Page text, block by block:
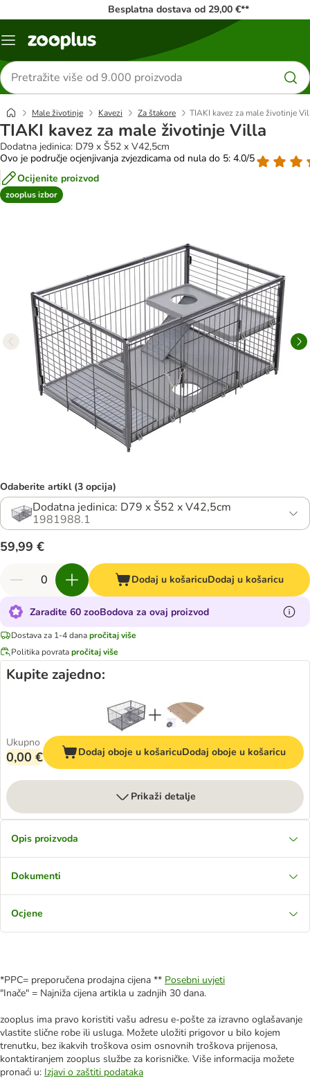
Besplatna dostava od 29,00 €**
Izbornik
Traži
proizvode
Male životinje Kavezi Za štakore TIAKI kavez za male životinje
TIAKI kavez za male životinje Villa
Dodatna jedinica: D79 x Š52 x V42,5cm
Ovo je područje ocjenjivanja zvjezdicama od nula do 5: 4.0/5
Ocijenite proizvod
zooplus izbor
Odaberite artikl (3 opcija)
Dodatna jedinica: D79 x Š52 x V42,5cm
1981988.1
59,99 €
Dodaj u košaricuDodaj u košaricu
Zaradite 60 zooBodova za ovaj proizvod
Dostava za 1-4 danapročitaj više
Politika povratapročitaj više
Kupite zajedno:
Ukupno
0,00 € Dodaj oboje u košaricuDodaj oboje u košaricu
Prikaži detalje
Opis proizvoda
Dokumenti
Ocjene
*PPC= preporučena prodajna cijena ** Posebni uvjeti
"Inače" = Najniža cijena artikla u zadnjih 30 dana.
zooplus ima pravo koristiti vašu adresu e-pošte za izravno oglašavanje
vlastite slične robe ili usluga. Možete uložiti prigovor u bilo kojem
trenutku, bez ikakvih troškova osim osnovnih troškova prijenosa,
kontaktiranjem zooplus službe za korisničke. Više informacija možete
pronaći u: Izjavi o zaštiti podataka